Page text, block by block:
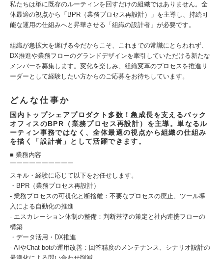
私たちは単に既存のルーティンを回すだけの組織ではありません。全
体最適の視点から「BPR（業務プロセス再設計）」を主導し、持続可
能な運用の仕組みへと昇華させる「組織の設計者」が必要です。
組織が急拡大を遂げる今だからこそ、これまでの常識にとらわれず、
DX推進や業務フローのグランドデザインを牽引していただける新たな
メンバーを募集します。変化を楽しみ、組織変革のプロセスを推進リ
ーダーとして経験したい方からのご応募をお待ちしています。
どんな仕事か
国内トップシェアプロダクト多数！急成長を支えるバック
オフィスのBPR（業務プロセス再設計）を主導。単なるル
ーティン事務ではなく、全体最適の視点から組織の仕組み
を描く「設計者」として活躍できます。
■ 業務内容
￣￣￣￣￣￣￣￣￣￣
スキル・経験に応じて以下をお任せします。
・BPR（業務プロセス再設計）
- 業務プロセスの可視化と断捨離：不要なプロセスの廃止、ツール導
入による自動化の推進
- エスカレーション体制の整備：判断基準の策定と社内連携フローの
構築
・データ活用・DX推進
- AIやChat botの運用改善：回答精度のメンテナンス、シナリオ設計の